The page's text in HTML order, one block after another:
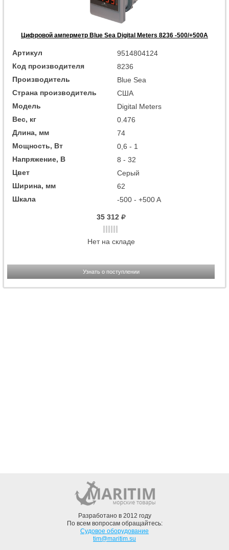
Цифровой амперметр Blue Sea Digital Meters 8236 -500/+500A
Артикул
9514804124
Код производителя
8236
Производитель
Blue Sea
Страна производитель
США
Модель
Digital Meters
Вес, кг
0.476
Длина, мм
74
Мощность, Вт
0,6 - 1
Напряжение, В
8 - 32
Цвет
Серый
Ширина, мм
62
Шкала
-500 - +500 A
35 312
Нет на складе
Узнать о поступлении
Разработано в 2012 году
По всем вопросам обращайтесь:
Судовое оборудование
tim@maritim.su